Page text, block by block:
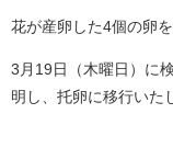
花が産卵した4個の卵
3月19日（木曜日）に
明し、托卵に移行いた